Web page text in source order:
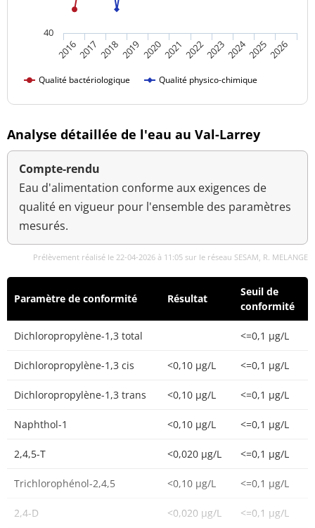
Qualité bactériologique Qualité physico-chimique
20162017 201820192020202120222023202420252026
40
Analyse détaillée de l'eau au Val-Larrey
Compte-rendu
Eau d'alimentation conforme aux exigences de
qualité en vigueur pour l'ensemble des paramètres
mesurés.
Prélèvement réalisé le 22-04-2026 à 11:05 sur le réseau SESAM, R. MELANGE
Paramètre de conformité Résultat
Seuil de
conformité
Dichloropropylène-1,3 total <=0,1 µg/L
Dichloropropylène-1,3 cis <0,10 µg/L <=0,1 µg/L
Dichloropropylène-1,3 trans <0,10 µg/L <=0,1 µg/L
Naphthol-1 <0,10 µg/L <=0,1 µg/L
2,4,5-T <0,020 µg/L <=0,1 µg/L
Trichlorophénol-2,4,5 <0,10 µg/L <=0,1 µg/L
2,4-D <0,020 µg/L <=0,1 µg/L